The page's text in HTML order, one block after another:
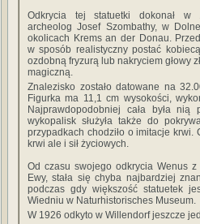
Odkrycia tej statuetki dokonał w
archeolog Josef Szombathy, w
okolicach Krems an der Donau.
w sposób realistyczny postać
ozdobną fryzurą lub nakryciem głowy
magiczną.
Znalezisko zostało datowane na
Figurka ma 11,1 cm wysokości,
Najprawdopodobniej cała była
wykopalisk służyła także do
przypadkach chodziło o imitacje
krwi ale i sił życiowych.
Od czasu swojego odkrycia Wenus
Ewy, stała się chyba najbardziej
podczas gdy większość statuetek
Wiedniu w Naturhistorisches Museum.
W 1926 odkyto w Willendorf jeszcze